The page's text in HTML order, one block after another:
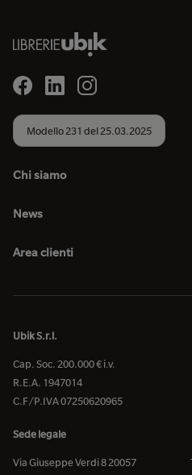
Modello 231 del 25.03.2025
Chi siamo
News
Area clienti
Ubik S.r.l.
Cap. Soc. 200.000 € i.v.
R.E.A. 1947014
C.F/P.IVA 07250620965
Sede legale
Via Giuseppe Verdi 8 20057